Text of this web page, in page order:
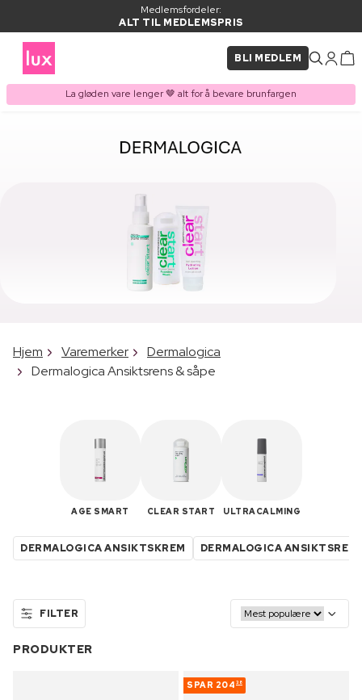
Medlemsfordeler:
ALT TIL MEDLEMSPRIS
BLI MEDLEM
La gløden vare lenger 🤎 alt for å bevare brunfargen
Hjem Varemerker
Dermalogica
Dermalogica Ansiktsrens & såpe
AGE SMART CLEAR START ULTRACALMING
DERMALOGICA ANSIKTSKREM DERMALOGICA
FILTER
PRODUKTER
SPAR 204 38